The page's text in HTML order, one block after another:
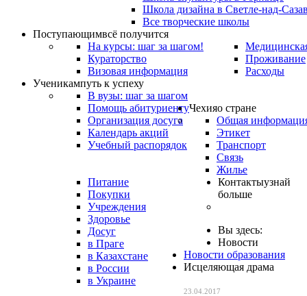
Школа дизайна в Светле-над-
Все творческие школы
Поступающимвсё получится
На курсы: шаг за шагом!
Кураторство
Визовая информация
Проживание
Расходы
Ученикампуть к успеху
В вузы: шаг за шагом
Помощь абитуриенту
Организация досуга
Календарь акций
Учебный распорядок
Чехияо стране
Общая
Этикет
Транспорт
Связь
Жилье
Питание
Покупки
Учреждения
Здоровье
Досуг
Контактыузнай
больше
в Праге
в Казахстане
в России
в Украине
Вы здесь:
Новости
Новости образования
Исцеляющая драма
23.04.2017